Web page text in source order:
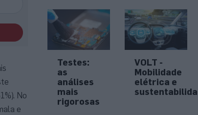
No
e
Testes:
as
análises
mais
rigorosas
VOLT -
Mobilidade
elétrica e